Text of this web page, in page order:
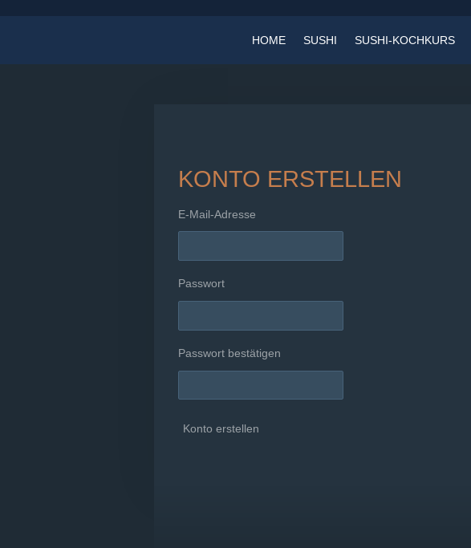
HOME SUSHI SUSHI-KOCHKURS
KONTO ERSTELLEN
E-Mail-Adresse
Passwort
Passwort bestätigen
Konto erstellen